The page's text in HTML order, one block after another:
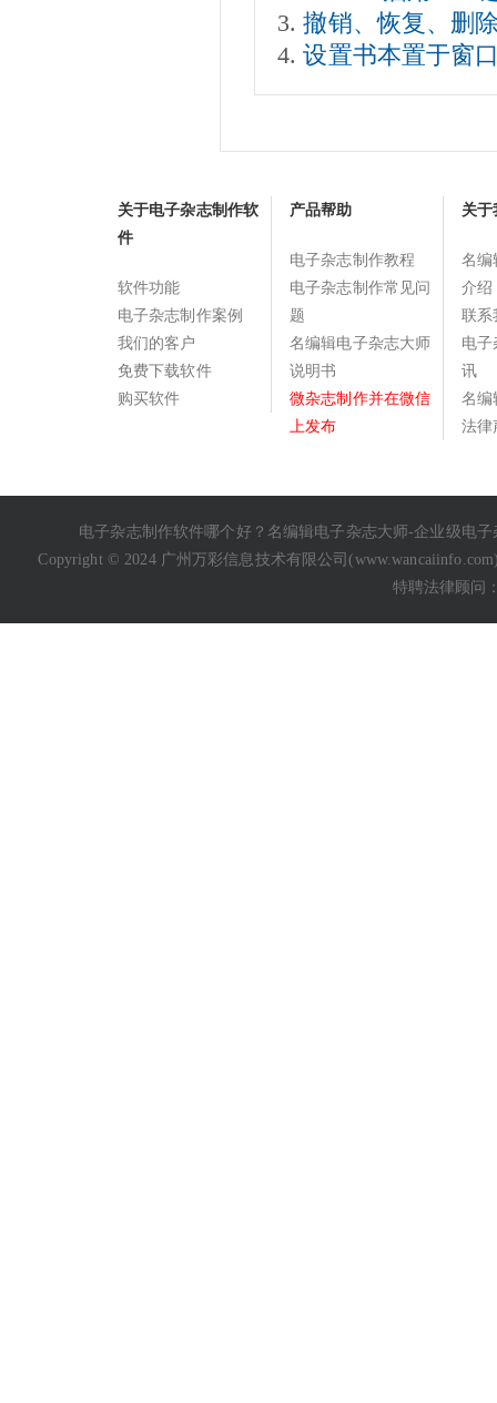
撤销、恢复、删
设置书本置于窗
关于电子杂志制作软
件
软件功能
电子杂志制作案例
我们的客户
免费下载软件
购买软件
产品帮助
电子杂志制作教程
电子杂志制作常见问
题
名编辑电子杂志大师
说明书
微杂志制作并在微信
上发布
关于
名编
介绍
联系
电子
讯
名编
法律
电子杂志制作软件哪个好？名编辑电子杂志大师-企业级电子
Copyright © 2024 广州万彩信息技术有限公司(www.wancaiinfo.com
特聘法律顾问